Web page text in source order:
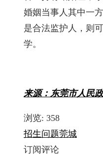
婚姻当事人其中一
是合法监护人，则
学。
来源：东莞市人民
浏览: 358
招生问题莞城
订阅评论